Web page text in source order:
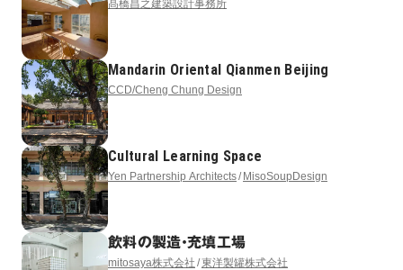
髙橋昌之建築設計事務所
Mandarin Oriental Qianmen Beijing
CCD/Cheng Chung Design
Cultural Learning Space
Yen Partnership Architects MisoSoupDesign
飲料の製造・充填工場
mitosaya株式会社 東洋製罐株式会社